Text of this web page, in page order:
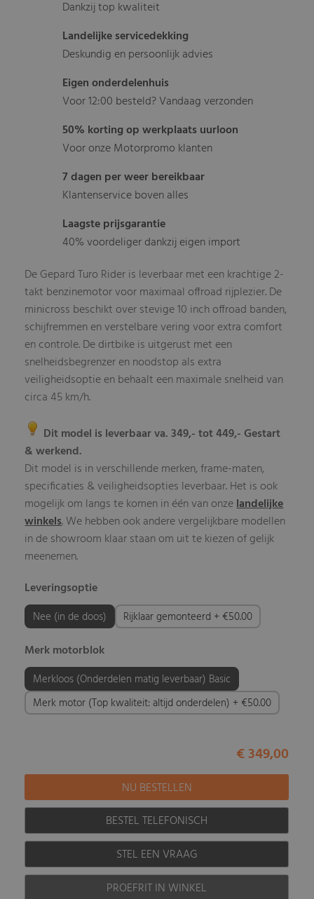
Dankzij top kwaliteit
Landelijke servicedekking
Deskundig en persoonlijk advies
Eigen onderdelenhuis
Voor 12:00 besteld? Vandaag verzonden
50% korting op werkplaats uurloon
Voor onze Motorpromo klanten
7 dagen per weer bereikbaar
Klantenservice boven alles
Laagste prijsgarantie
40% voordeliger dankzij eigen import
De Gepard Turo Rider is leverbaar met een krachtige 2-
takt benzinemotor voor maximaal offroad rijplezier. De
minicross beschikt over stevige 10 inch offroad banden,
schijfremmen en verstelbare vering voor extra comfort
en controle. De dirtbike is uitgerust met een
snelheidsbegrenzer en noodstop als extra
veiligheidsoptie en behaalt een maximale snelheid van
circa 45 km/h.
Dit model is leverbaar va. 349,- tot 449,- Gestart
& werkend.
Dit model is in verschillende merken, frame-maten,
specificaties & veiligheidsopties leverbaar. Het is ook
mogelijk om langs te komen in één van onzelandelijke
winkels. We hebben ook andere vergelijkbare modellen
in de showroom klaar staan om uit te kiezen of gelijk
meenemen.
Leveringsoptie
Nee (in de doos) Rijklaar gemonteerd + €50.00
Merk motorblok
Merkloos (Onderdelen matig leverbaar) Basic
Merk motor (Top kwaliteit: altijd onderdelen) + €50.00
€ 349,00
BESTEL TELEFONISCH
STEL EEN VRAAG
PROEFRIT IN WINKEL